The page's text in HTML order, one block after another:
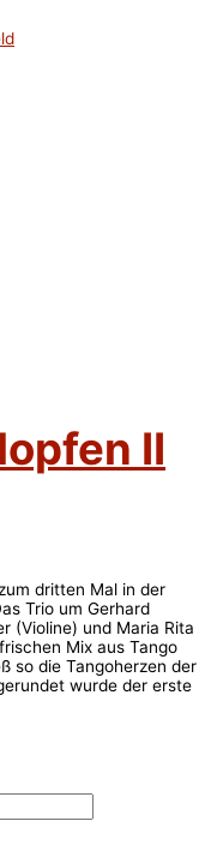
II
dritten Mal in der
Trio um Gerhard
(Violine) und Maria Rita
Mix aus Tango
so die Tangoherzen der
wurde der erste